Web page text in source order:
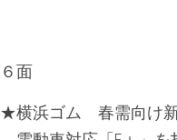
６面
★横浜ゴム　春需向け新